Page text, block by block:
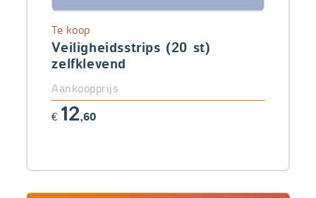
Veiligheidsstrips (20 st)
zelfklevend
Te koop
Aankoopprijs
€ 12,60